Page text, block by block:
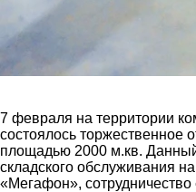
7 февраля на территории
состоялось торжественное
площадью 2000 м.кв.
складского обслуживания
«Мегафон», сотрудничество